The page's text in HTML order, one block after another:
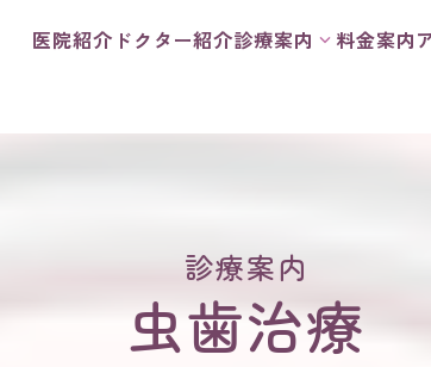
医院紹介 ドクター紹介診療案内 料金案内
診療案内
虫歯治療